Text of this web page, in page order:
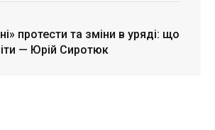
протести та зміни в уряді: що
— Юрій Сиротюк